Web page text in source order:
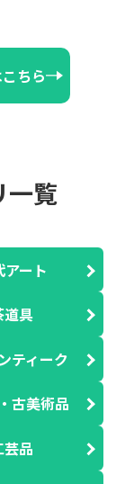
ちら
一覧
アート
道具
ティーク
古美術品
芸品